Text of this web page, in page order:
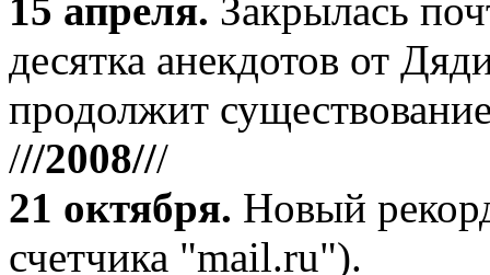
15 апреля. Закрылась
десятка анекдотов от
продолжит
///2008///
21 октября. Новый
счетчика "mail.ru").